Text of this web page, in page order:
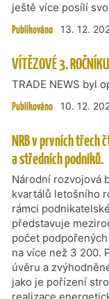
ještě více posílí
Publikováno 13. 12.
VÍTĚZOVÉ 3.
TRADE NEWS byl
Publikováno 10. 12.
NRB v prvních třech
a středních podniků.
Národní rozvojová
kvartálů letošního
rámci
představuje
počet
na více než 3 200.
úvěru a
jako je pořízení